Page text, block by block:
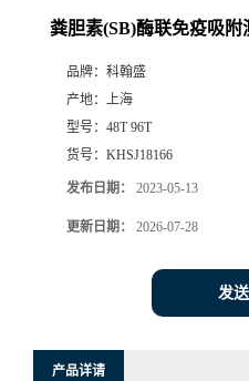
粪胆素(SB)酶联免疫吸附
品牌： 科翰盛
产地： 上海
型号： 48T 96T
货号： KHSJ18166
发布日期： 2023-05-13
更新日期： 2026-07-28
发
产品详请